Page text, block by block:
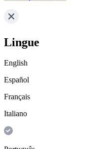
Lingue
English
Español
Français
Italiano